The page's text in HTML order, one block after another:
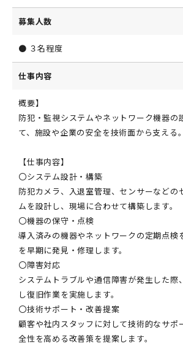
募集人数
● ３名程度
仕事内容
概要】
防犯・監視システムやネットワーク機器の
て、施設や企業の安全を技術面から支える。
【仕事内容】
〇システム設計・構築
防犯カメラ、入退室管理、センサーなどの
ムを設計し、現場に合わせて構築します。
〇機器の保守・点検
導入済みの機器やネットワークの定期点検
を早期に発見・修理します。
〇障害対応
システムトラブルや通信障害が発生した際
し復旧作業を実施します。
〇技術サポート・改善提案
顧客や社内スタッフに対して技術的なサポ
全性を高める改善策を提案します。